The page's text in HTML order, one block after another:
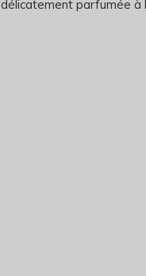
délicatement parfumée à